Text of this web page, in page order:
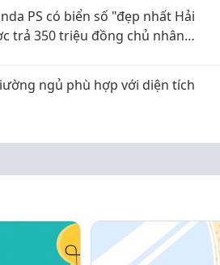
PS có biển số "đẹp nhất Hải
trả 350 triệu đồng chủ nhân
ngủ phù hợp với diện tích